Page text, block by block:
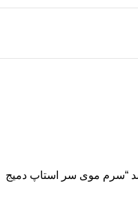
“سرم موی سر استاپ دمیج